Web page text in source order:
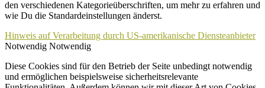
den verschiedenen Kategorieüberschriften, um mehr zu erfahren und
wie Du die Standardeinstellungen änderst.
Hinweis auf Verarbeitung durch US-amerikanische Diensteanbieter
Notwendig Notwendig
Diese Cookies sind für den Betrieb der Seite unbedingt notwendig
und ermöglichen beispielsweise sicherheitsrelevante